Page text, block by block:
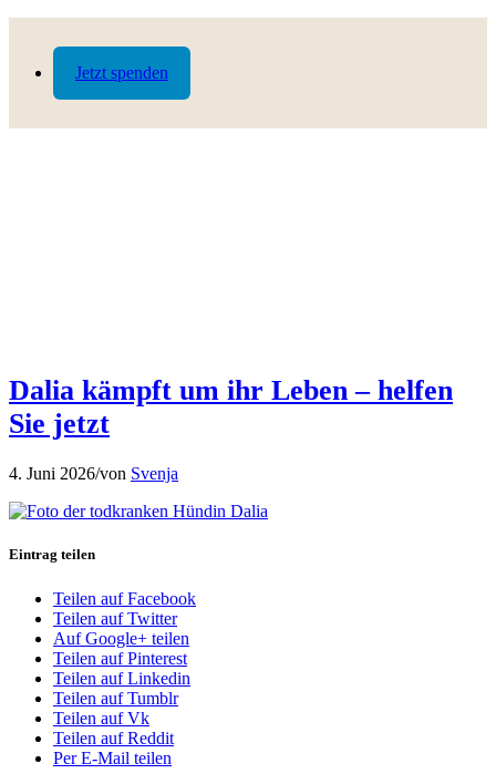
Jetzt spenden
Dalia kämpft um ihr Leben – helfen
Sie jetzt
4. Juni 2026/von Svenja
Eintrag teilen
Teilen auf Facebook
Teilen auf Twitter
Auf Google+ teilen
Teilen auf Pinterest
Teilen auf Linkedin
Teilen auf Tumblr
Teilen auf Vk
Teilen auf Reddit
Per E-Mail teilen